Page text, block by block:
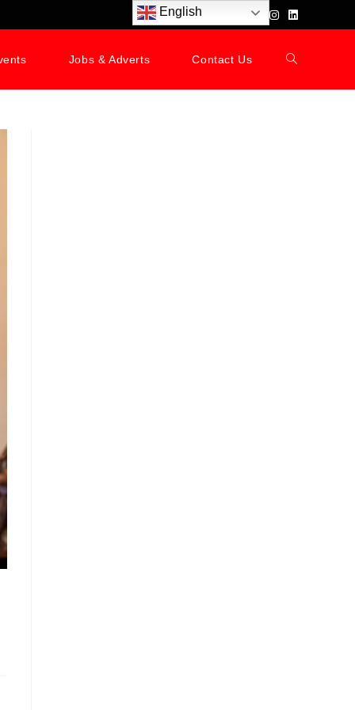
Jobs & Adverts Contact Us
English